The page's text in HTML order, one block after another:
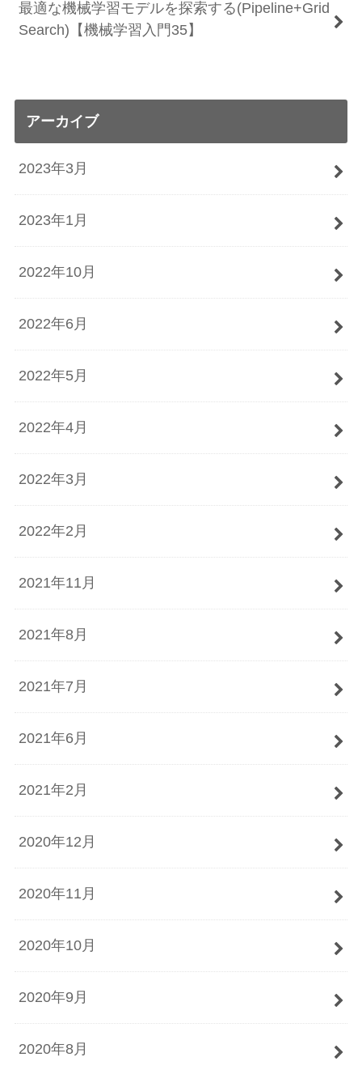
最適な機械学習モデルを探索する(Pipeline+Grid
Search)【機械学習入門35】
アーカイブ
2023年3月
2023年1月
2022年10月
2022年6月
2022年5月
2022年4月
2022年3月
2022年2月
2021年11月
2021年8月
2021年7月
2021年6月
2021年2月
2020年12月
2020年11月
2020年10月
2020年9月
2020年8月